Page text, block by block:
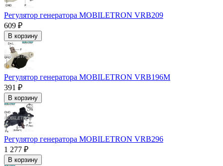
Регулятор генератора MOBILETRON VRB209
609 ₽
В корзину
Регулятор генератора MOBILETRON VRB196M
391 ₽
В корзину
Регулятор генератора MOBILETRON VRB296
1 277 ₽
В корзину